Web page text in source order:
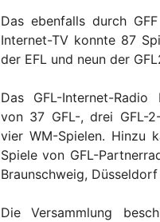
Das ebenfalls durch
Internet-TV konnte 87
der EFL und neun der
Das GFL-Internet-
von 37 GFL-, drei GFL-
vier WM-Spielen. Hinzu
Spiele von GFL-
Braunschweig,
Die Versammlung